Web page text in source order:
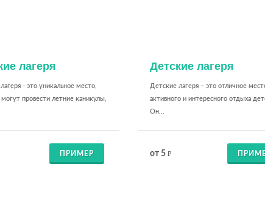
лагеря
- это уникальное место,
провести летние каникулы,
ПРИМЕР
Детские лагеря
Детские лагеря – это отличное
активного и интересного отдыха
Он...
от 5 ₽